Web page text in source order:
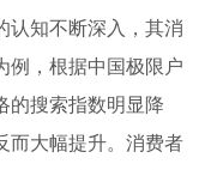
知不断深入，其消
例，根据中国极限户
的搜索指数明显降
而大幅提升。消费者